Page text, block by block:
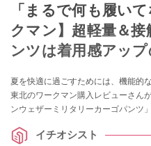
「まるで何も履い
クマン】超軽量＆
ンツは着用感アッ
夏を快適に過ごすためには、機能的
東北のワークマン購入レビューさん
ンウェザーミリタリーカーゴパンツ
イチオシスト